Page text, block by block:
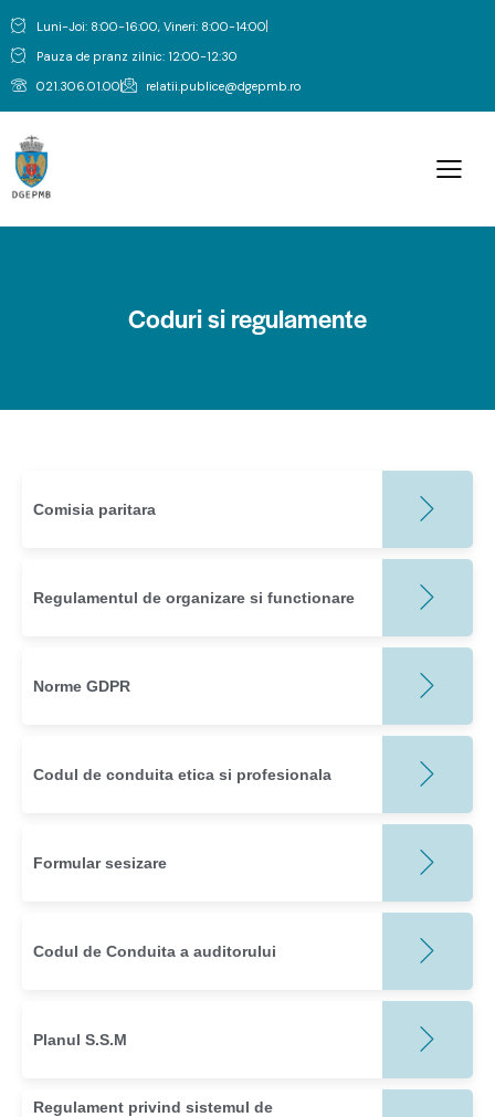
Luni-Joi: 8:00-16:00, Vineri: 8:00-14:00
Pauza de pranz zilnic: 12:00-12:30
021.306.01.00
relatii.publice@dgepmb.ro
Coduri si regulamente
Comisia paritara
Regulamentul de organizare si functionare
Norme GDPR
Codul de conduita etica si profesionala
Formular sesizare
Codul de Conduita a auditorului
Planul S.S.M
Regulament privind sistemul de